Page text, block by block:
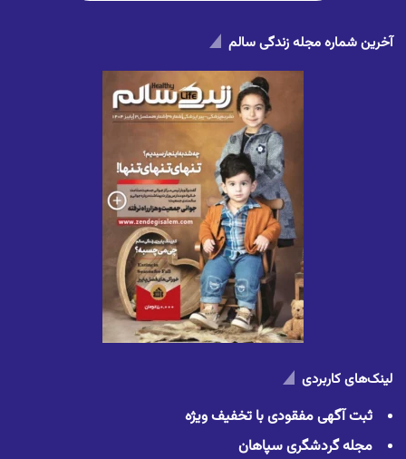
آخرین شماره مجله زندگی سالم
لینک‌های کاربردی
ثبت آگهی مفقودی با تخفیف ویژه
مجله گردشگری سپاهان